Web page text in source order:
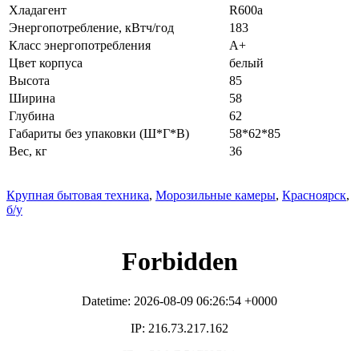
Хладагент
R600a
Энергопотребление, кВтч/год
183
Класс энергопотребления
A+
Цвет корпуса
белый
Высота
85
Ширина
58
Глубина
62
Габариты без упаковки (Ш*Г*В)
58*62*85
Вес, кг
36
Крупная бытовая техника, Морозильные камеры, Красноярск,
б/у